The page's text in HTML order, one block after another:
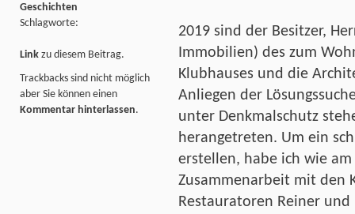
2019 sind der Besitzer,
Immobilien) des zum
Klubhauses und die
Anliegen der
unter Denkmalschutz
herangetreten. Um ein
erstellen, habe ich wie
Zusammenarbeit mit den
Restauratoren Reiner
Geschichten
Schlagworte:
Link zu diesem Beitrag.
Trackbacks sind nicht möglich
aber Sie können einen
Kommentar hinterlassen.